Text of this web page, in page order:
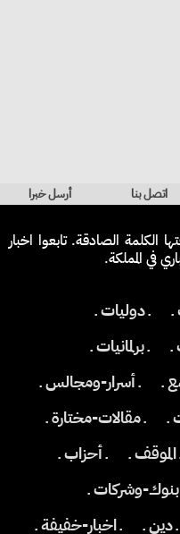
اتصل بنا أرسل خبرا
الكلمة الصادقة. تابعوا اخبار
في المملكة.
ـ دوليات ـ
ـ برلمانيات ـ
ـ
ـ أسرار-ومجالس ـ
ـ
ـ مقالات-مختارة ـ
الموقف ـ
ـ أحزاب ـ
بنوك-وشركات ـ
ـ دين ـ ـ اخبار-خفيفة ـ